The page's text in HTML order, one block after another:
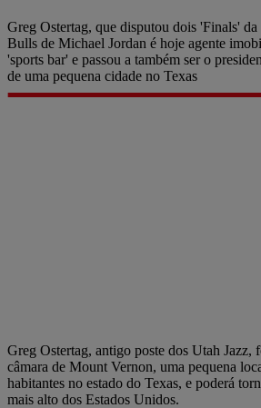
Greg Ostertag, que disputou dois 'Finals'
Bulls de Michael Jordan é hoje agente
'sports bar' e passou a também ser o
de uma pequena cidade no Texas
Greg Ostertag, antigo poste dos Utah Jazz,
câmara de Mount Vernon, uma pequena
habitantes no estado do Texas, e poderá
mais alto dos Estados Unidos.